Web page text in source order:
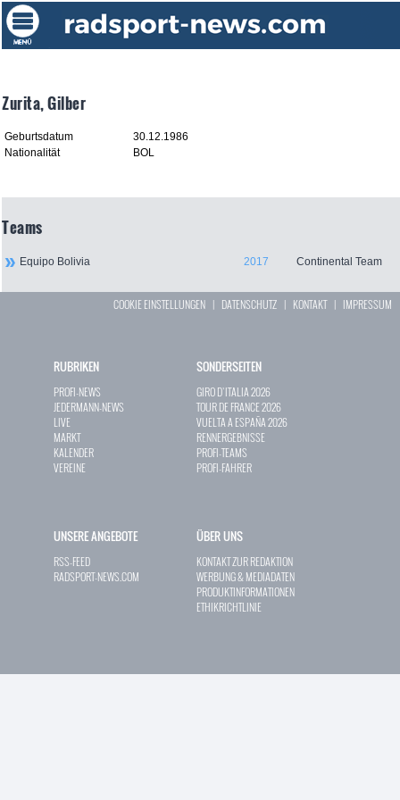
Zurita, Gilber
Geburtsdatum
30.12.1986
Nationalität
BOL
Teams
Equipo Bolivia 2017 Continental Team
COOKIE EINSTELLUNGEN | DATENSCHUTZ | KONTAKT| IMPRESSUM
RUBRIKEN
PROFI-NEWS
JEDERMANN-NEWS
LIVE
MARKT
KALENDER
VEREINE
SONDERSEITEN
GIRO D`ITALIA 2026
TOUR DE FRANCE 2026
VUELTA A ESPAÑA 2026
RENNERGEBNISSE
PROFI-TEAMS
PROFI-FAHRER
UNSERE ANGEBOTE
RSS-FEED
RADSPORT-NEWS.COM
ÜBER UNS
KONTAKT ZUR REDAKTION
WERBUNG & MEDIADATEN
PRODUKTINFORMATIONEN
ETHIKRICHTLINIE